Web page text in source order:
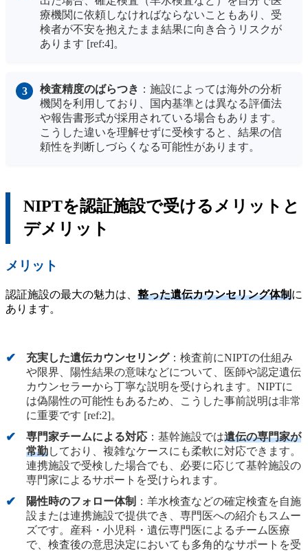
療機関に依頼しなければならないこともあり、受
検者が不安を抱えたまま結果に向き合うリスクが
あります [ref:4]。
検査精度のばらつき ：施設によっては海外の分析
機関を利用しており、国内基準とは異なる評価法
や報告書形式が採用されている場合もあります。
こうした違いを理解せずに受検すると、結果の信
頼性を判断しづらくなる可能性があります。
NIPTを認証施設で受けるメリットと
デメリット
メリット
認証施設の最大の魅力は、 整った遺伝カウンセリング体制に
あります。
充実した遺伝カウンセリング：検査前にNIPTの仕組み
や限界、陽性結果の意味などについて、医師や認定遺伝
カウンセラーから丁寧な説明を受けられます。NIPTに
は偽陽性の可能性もあるため、こうした事前説明は非常
に重要です [ref:2]。
専門家チームによる対応 ：基幹施設では遺伝の専門家が
常勤しており、複雑なケースにも柔軟に対応できます。
連携施設で受検した場合でも、必要に応じて基幹施設の
専門家によるサポートを受けられます。
陽性時のフォロー体制 ：羊水検査などの確定検査を自施
設または連携施設で提供でき、専門医への紹介もスムー
ズです。産科・小児科・遺伝専門医によるチーム医療
で、検査後の意思決定においても多角的なサポートを受